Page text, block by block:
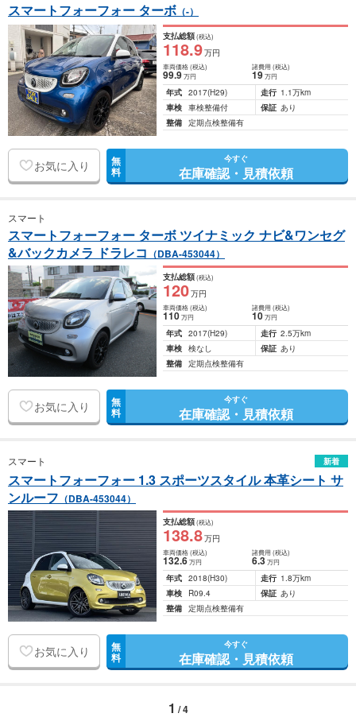
スマートフォーフォー ターボ （-）
支払総額(税込)
118.9万円
車両価格(税込)
99.9万円
諸費用 (税込)
19 万円
年式 2017(H29) 走行 1.1万km
車検 車検整備付 保証 あり
整備 定期点検整備有
お気に入り 無
料
今すぐ
在庫確認・見積依頼
スマート
スマートフォーフォー ターボ ツイナミック ナビ&ワンセグ
&バックカメラ ドラレコ （DBA-453044）
支払総額(税込)
120万円
車両価格(税込)
110万円
諸費用 (税込)
10 万円
年式 2017(H29) 走行 2.5万km
車検 検なし 保証 あり
整備 定期点検整備有
お気に入り 無
料
今すぐ
在庫確認・見積依頼
スマート 新着
スマートフォーフォー 1.3 スポーツスタイル 本革シート サ
ンルーフ （DBA-453044）
支払総額(税込)
138.8万円
車両価格(税込)
132.6万円
諸費用 (税込)
6.3 万円
年式 2018(H30) 走行 1.8万km
車検
R09.4 保証 あり
整備 定期点検整備有
お気に入り 無
料
今すぐ
在庫確認・見積依頼
1 / 4